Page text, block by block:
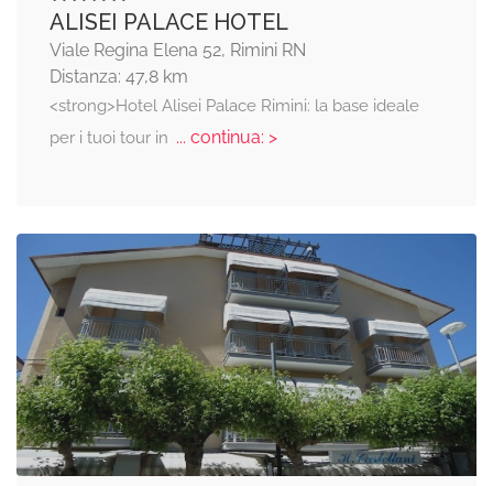
ALISEI PALACE HOTEL
Viale Regina Elena 52, Rimini RN
Distanza: 47,8 km
<strong>Hotel Alisei Palace Rimini: la base ideale
per i tuoi tour in ... continua: >